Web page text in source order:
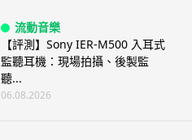
流動音樂
【評測】Sony IER-M500 入耳式
監聽耳機：現場拍攝、後製監
聽...
06.08.2026